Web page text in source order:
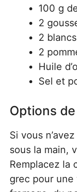
100 g
2
2
2
Huile
Sel et
Options
Si vous
sous la main,
Remplacez la
grec pour une